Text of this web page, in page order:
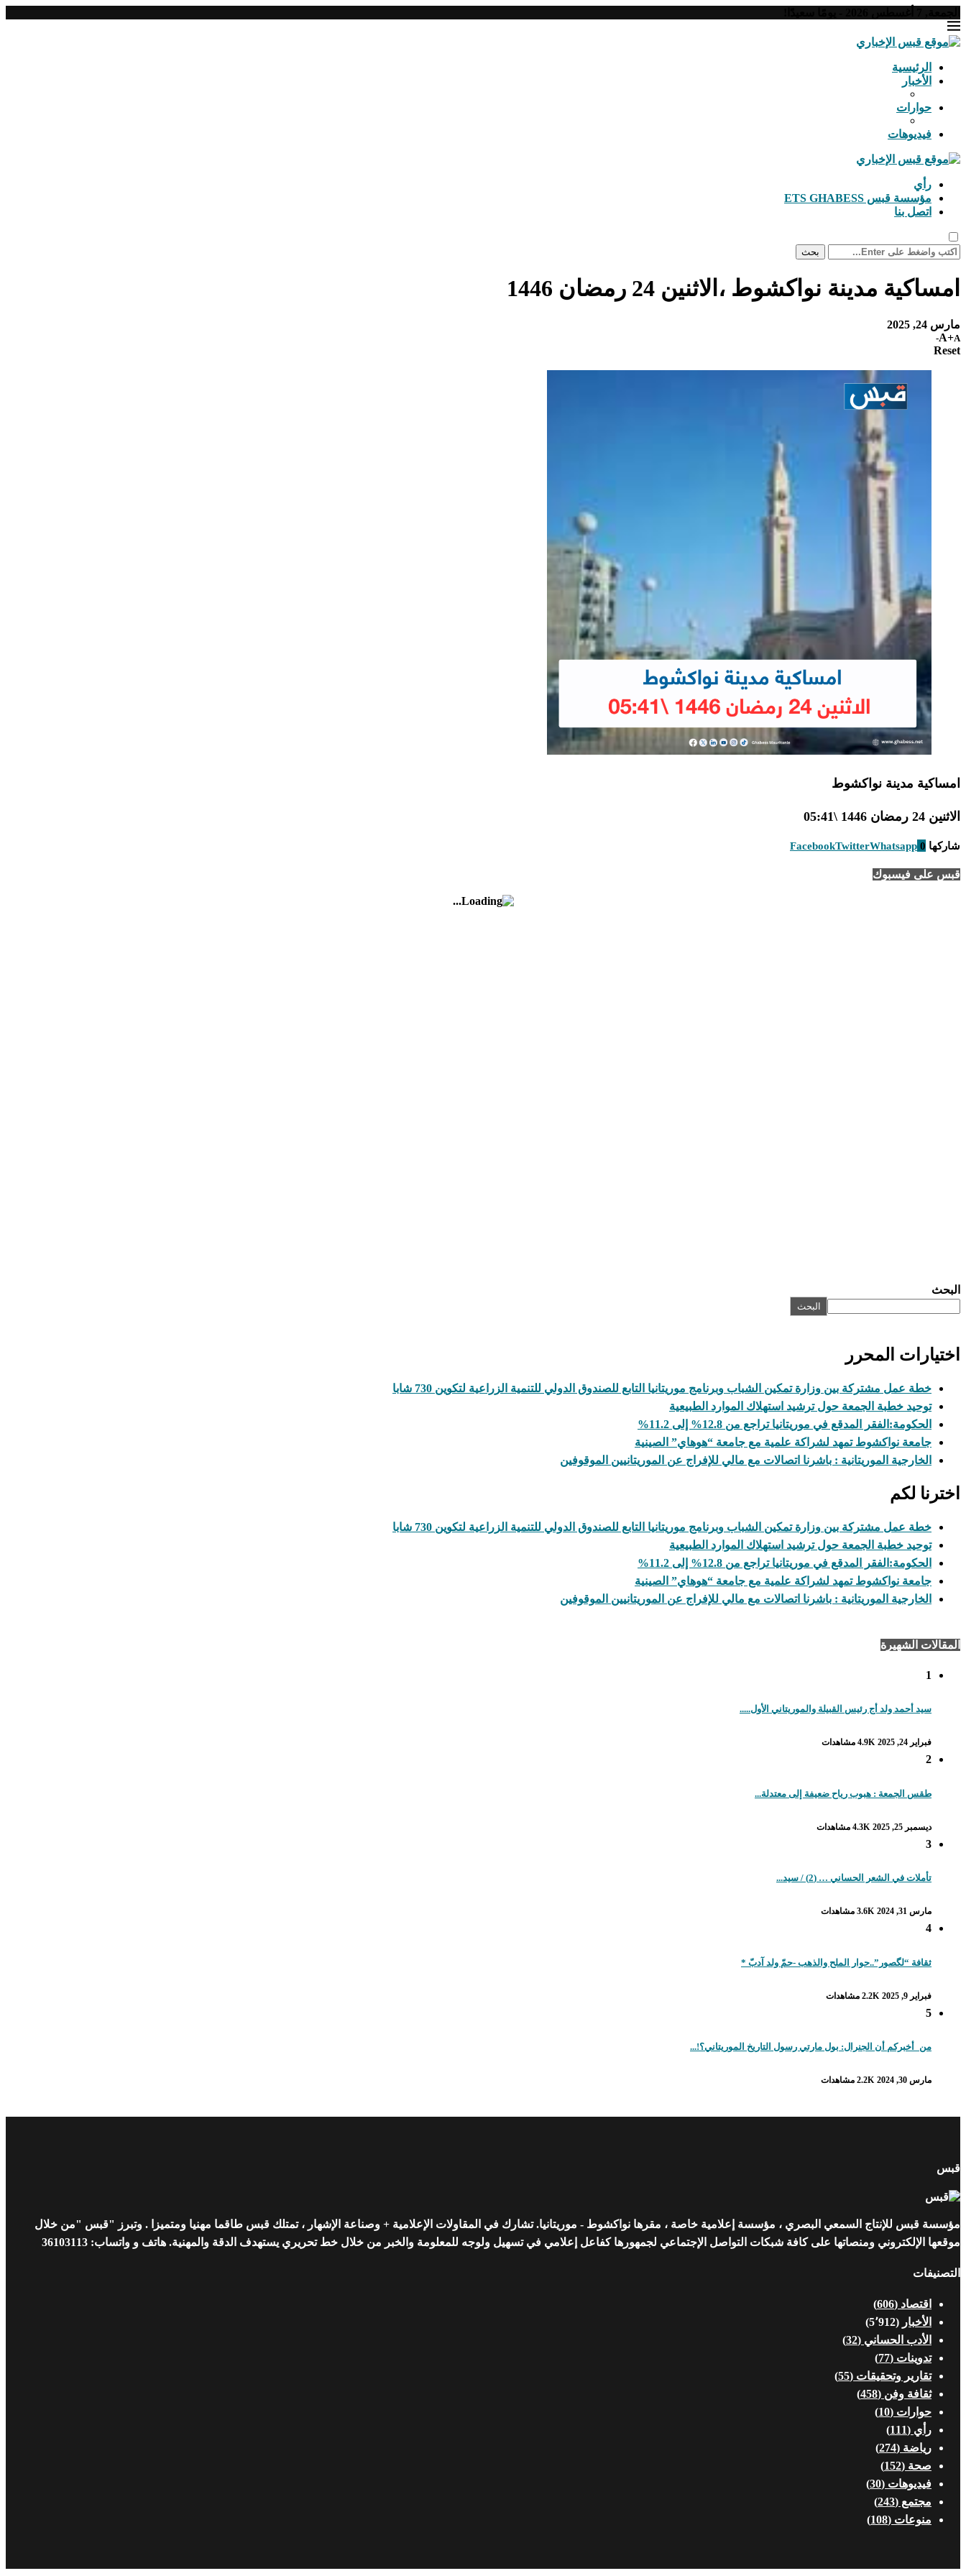
الرئيسية
الأخبار
حوارات
فيديوهات
رأي
مؤسسة قبس ETS GHABESS
اتصل بنا
بحث
امساكية مدينة نواكشوط ،الاثنين 24 رمضان 1446
مارس 24, 2025
A+A-
Reset
امساكية مدينة نواكشوط
الاثنين 24 رمضان 1446 \05:41
شاركها 0
FacebookTwitterWhatsapp
قبس على فيسبوك
البحث
البحث
اختيارات المحرر
خطة عمل مشتركة بين وزارة تمكين الشباب وبرنامج موريتانيا التابع للصندوق الدولي للتنمية الزراعية لتكوين 730 شابا
توحيد خطبة الجمعة حول ترشيد استهلاك الموارد الطبيعية
الحكومة:الفقر المدقع في موريتانيا تراجع من 12.8% إلى 11.2%
جامعة نواكشوط تمهد لشراكة علمية مع جامعة “هوهاي” الصينية
الخارجية الموريتانية : باشرنا اتصالات مع مالي للإفراج عن الموريتانيين الموقوفين
اخترنا لكم
خطة عمل مشتركة بين وزارة تمكين الشباب وبرنامج موريتانيا التابع للصندوق الدولي للتنمية الزراعية لتكوين 730 شابا
توحيد خطبة الجمعة حول ترشيد استهلاك الموارد الطبيعية
الحكومة:الفقر المدقع في موريتانيا تراجع من 12.8% إلى 11.2%
جامعة نواكشوط تمهد لشراكة علمية مع جامعة “هوهاي” الصينية
الخارجية الموريتانية : باشرنا اتصالات مع مالي للإفراج عن الموريتانيين الموقوفين
المقالات الشهيرة
1
سيد أحمد ولد أج رئيس القبيلة والموريتاني الأول.....
فبراير 24, 2025 4.9K مشاهدات
2
طقس الجمعة : هبوب رياح ضعيفة إلى معتدلة...
ديسمبر 25, 2025 4.3K مشاهدات
3
تأملات في الشعر الحساني … (2) / سيد...
مارس 31, 2024 3.6K مشاهدات
4
ثقافة “لگصور”..حوار الملح والذهب -حمّ ولد آدبّ *
فبراير 9, 2025 2.2K مشاهدات
5
من_أخبركم أن الجنرال: بول مارتي رسول التاريخ الموريتاني؟!...
مارس 30, 2024 2.2K مشاهدات
قبس
مؤسسة قبس للإنتاج السمعي البصري ، مؤسسة إعلامية خاصة ، مقرها نواكشوط - موريتانيا. تشارك في المقاولات الإعلامية + وصناعة الإشهار ، تمتلك قبس طاقما مهنيا ومتميزا . وتبرز "قبس "من خلال
موقعها الإلكتروني ومنصاتها على كافة شبكات التواصل الإجتماعي لجمهورها كفاعل إعلامي في تسهيل ولوجه للمعلومة والخبر من خلال خط تحريري يستهدف الدقة والمهنية. هاتف و واتساب: 36103113
التصنيفات
اقتصاد (606)
الأخبار (5٬912)
الأدب الحساني (32)
تدوينات (77)
تقارير وتحقيقات (55)
ثقافة وفن (458)
حوارات (10)
رأي (111)
رياضة (274)
صحة (152)
فيديوهات (30)
مجتمع (243)
منوعات (108)